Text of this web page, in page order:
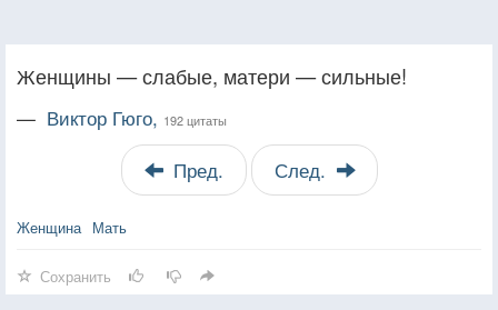
Женщины — слабые, матери — сильные!
— Виктор Гюго, 192 цитаты
Пред. След.
Женщина Мать
Сохранить